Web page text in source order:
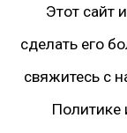
РФ
Политика
Этот сайт
сделать его
свяжитесь с
Политике
Moscow, 2007.